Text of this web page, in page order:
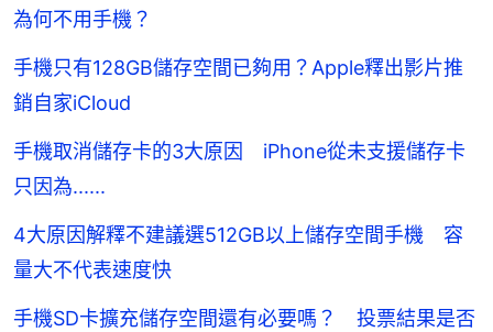
為何不用手機？
手機只有128GB儲存空間已夠用？Apple釋出影片推
銷自家iCloud
手機取消儲存卡的3大原因 iPhone從未支援儲存卡
只因為......
4大原因解釋不建議選512GB以上儲存空間手機 容
量大不代表速度快
手機SD卡擴充儲存空間還有必要嗎？ 投票結果是否